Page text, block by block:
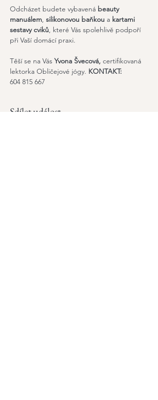
Odcházet budete vybavená beauty
manuálem, silikonovou baňkou a kartami
sestavy cviků, které Vás spolehlivě podpoří
při Vaší domácí praxi.
Těší se na Vás Yvona Švecová, certifikovaná
lektorka Obličejové jógy. KONTAKT:
604 815 667
Sdílet událost